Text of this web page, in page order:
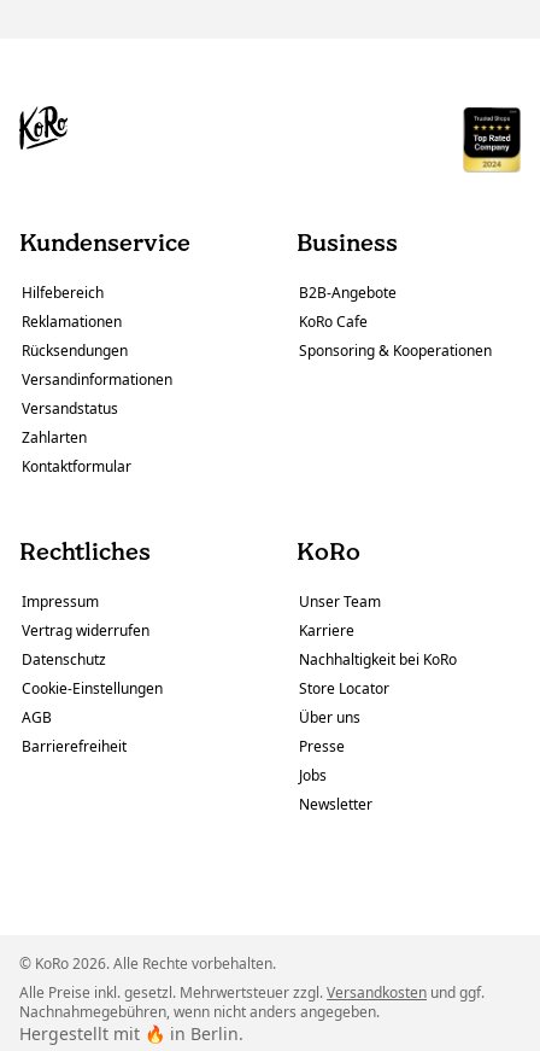
Kundenservice
Hilfebereich
Reklamationen
Rücksendungen
Versandinformationen
Versandstatus
Zahlarten
Kontaktformular
Business
B2B-Angebote
KoRo Cafe
Sponsoring & Kooperationen
Rechtliches
Impressum
Vertrag widerrufen
Datenschutz
Cookie-Einstellungen
AGB
Barrierefreiheit
KoRo
Unser Team
Karriere
Nachhaltigkeit bei KoRo
Store Locator
Über uns
Presse
Jobs
Newsletter
© KoRo 2026. Alle Rechte vorbehalten.
Alle Preise inkl. gesetzl. Mehrwertsteuer zzgl.Versandkosten und ggf.
Nachnahmegebühren, wenn nicht anders angegeben.
Hergestellt mit 🔥 in Berlin.